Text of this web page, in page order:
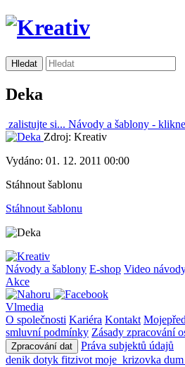
Deka
zalistujte si... Návody a šablony -
Zdroj: Kreativ
Vydáno: 01. 12. 2011 00:00
Stáhnout šablonu
Stáhnout šablonu
Návody a šablony E-shop Video
Akce
Vlmedia
O společnosti Kariéra Kontakt
smluvní podmínky Zásady zpracování
Zpracování dat
Práva subjektů údajů
denik dotyk fitzivot moje_krizovka